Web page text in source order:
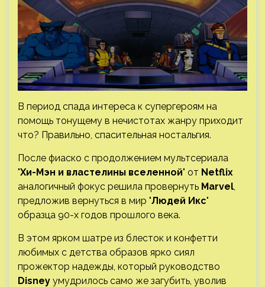
В период спада интереса к супергероям на
помощь тонущему в нечистотах жанру приходит
что? Правильно, спасительная ностальгия.
После фиаско с продолжением мультсериала
"Хи-Мэн и властелины вселенной" от Netflix
аналогичный фокус решила провернуть Marvel,
предложив вернуться в мир "Людей Икс"
образца 90-х годов прошлого века.
В этом ярком шатре из блесток и конфетти
любимых с детства образов ярко сиял
прожектор надежды, который руководство
Disney умудрилось само же загубить, уволив